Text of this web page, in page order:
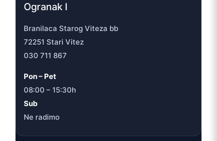
Ogranak I
Branilaca Starog Viteza bb
72251 Stari Vitez
030 711 867
Pon – Pet
08:00 – 15:30h
Sub
Ne radimo